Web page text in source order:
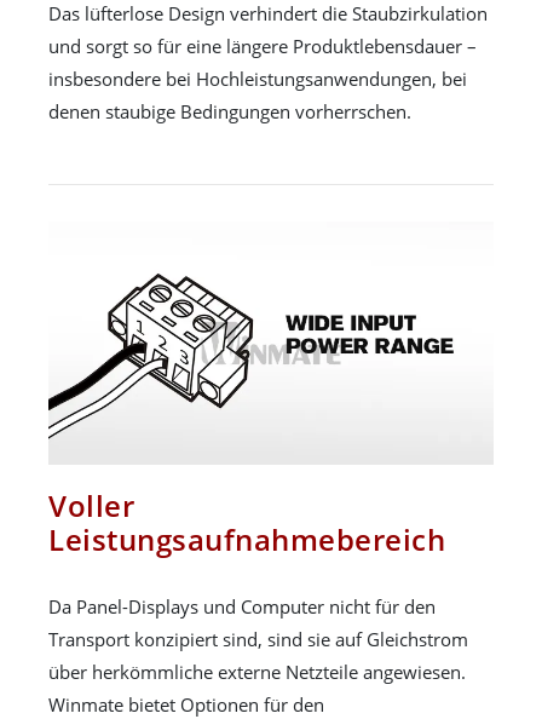
Das lüfterlose Design verhindert die Staubzirkulation
und sorgt so für eine längere Produktlebensdauer –
insbesondere bei Hochleistungsanwendungen, bei
denen staubige Bedingungen vorherrschen.
Voller
Leistungsaufnahmebereich
Da Panel-Displays und Computer nicht für den
Transport konzipiert sind, sind sie auf Gleichstrom
über herkömmliche externe Netzteile angewiesen.
Winmate bietet Optionen für den